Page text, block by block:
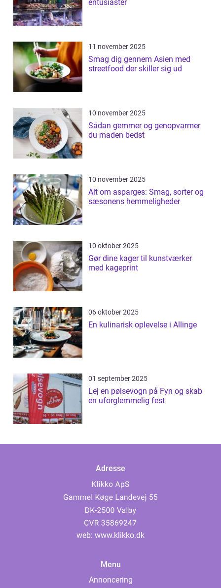
entusiaster
11 november 2025
Smag dig gennem Asien med
streetfood der skiller sig ud
10 november 2025
Sådan gemmer og genopvarmer
du maden bedst
10 november 2025
Alt om asparges: Smag, sorter og
sæsonens hemmeligheder
10 oktober 2025
Gør dine kager til kunstværker
med kageprint
06 oktober 2025
En kulinarisk oplevelse i Allinge
01 september 2025
Lej en pølsevogn på Fyn og skab
en uforglemmelig fest
Adresse
web: www.klikko.dk
Menu
Annoncering